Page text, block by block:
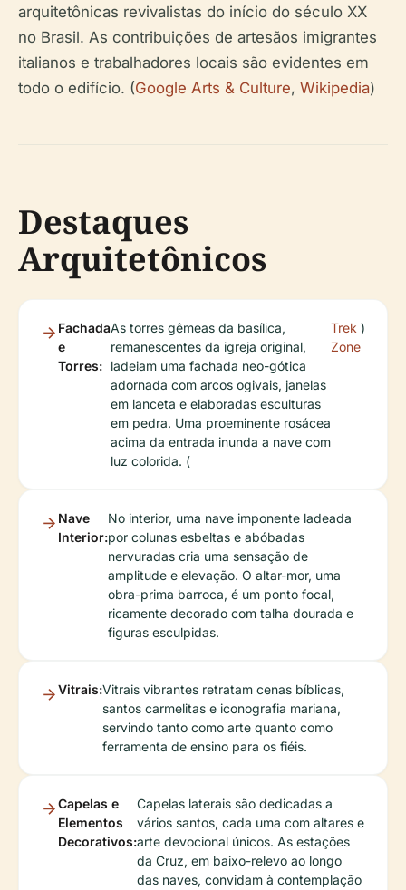
arquitetônicas revivalistas do início do século XX
no Brasil. As contribuições de artesãos imigrantes
italianos e trabalhadores locais são evidentes em
todo o edifício. (Google Arts & Culture, Wikipedia)
Destaques
Arquitetônicos
Fachada
e
Torres:
As torres gêmeas da basílica,
remanescentes da igreja original,
ladeiam uma fachada neo-gótica
adornada com arcos ogivais, janelas
em lanceta e elaboradas esculturas
em pedra. Uma proeminente rosácea
acima da entrada inunda a nave com
luz colorida. (
Trek
Zone
)
Nave
Interior:
No interior, uma nave imponente ladeada
por colunas esbeltas e abóbadas
nervuradas cria uma sensação de
amplitude e elevação. O altar-mor, uma
obra-prima barroca, é um ponto focal,
ricamente decorado com talha dourada e
figuras esculpidas.
Vitrais:Vitrais vibrantes retratam cenas bíblicas,
santos carmelitas e iconografia mariana,
servindo tanto como arte quanto como
ferramenta de ensino para os fiéis.
Capelas e
Elementos
Decorativos:
Capelas laterais são dedicadas a
vários santos, cada uma com altares e
arte devocional únicos. As estações
da Cruz, em baixo-relevo ao longo
das naves, convidam à contemplação